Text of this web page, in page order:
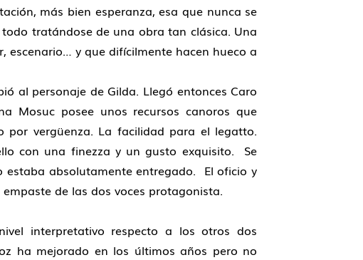
más bien esperanza, esa que nunca se
tratándose de una obra tan clásica. Una
escenario… y que difícilmente hacen hueco a
al personaje de Gilda. Llegó entonces Caro
Mosuc posee unos recursos canoros que
vergüenza. La facilidad para el legatto.
con una finezza y un gusto exquisito. Se
absolutamente entregado. El oficio y
de las dos voces protagonista.
interpretativo respecto a los otros dos
ha mejorado en los últimos años pero no